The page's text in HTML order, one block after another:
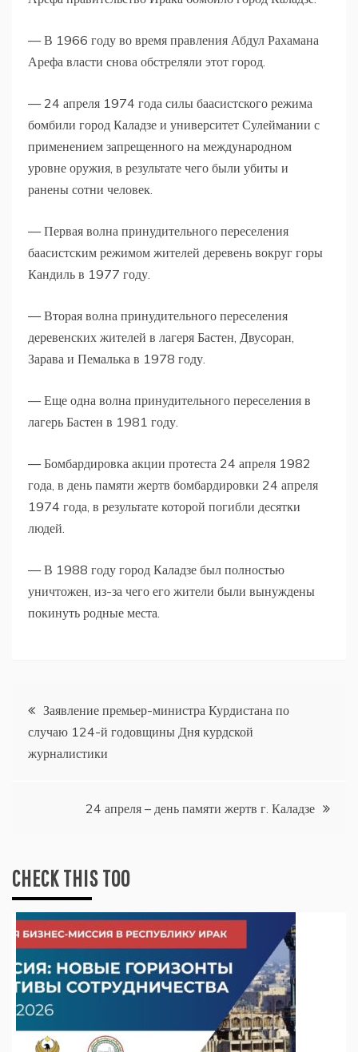
— В 1966 году во время правления Абдул Рахамана
Арефа власти снова обстреляли этот город.
— 24 апреля 1974 года силы баасистского режима
бомбили город Каладзе и университет Сулеймании с
применением запрещенного на международном
уровне оружия, в результате чего были убиты и
ранены сотни человек.
— Первая волна принудительного переселения
баасистским режимом жителей деревень вокруг горы
Кандиль в 1977 году.
— Вторая волна принудительного переселения
деревенских жителей в лагеря Бастен, Двусоран,
Зарава и Пемалька в 1978 году.
— Еще одна волна принудительного переселения в
лагерь Бастен в 1981 году.
— Бомбардировка акции протеста 24 апреля 1982
года, в день памяти жертв бомбардировки 24 апреля
1974 года, в результате которой погибли десятки
людей.
— В 1988 году город Каладзе был полностью
уничтожен, из-за чего его жители были вынуждены
покинуть родные места.
Навигация
по
Заявление премьер-министра Курдистана по
случаю 124-й годовщины Дня курдской
журналистики
24 апреля – день памяти жертв г. Каладзе
CHECK THIS TOO